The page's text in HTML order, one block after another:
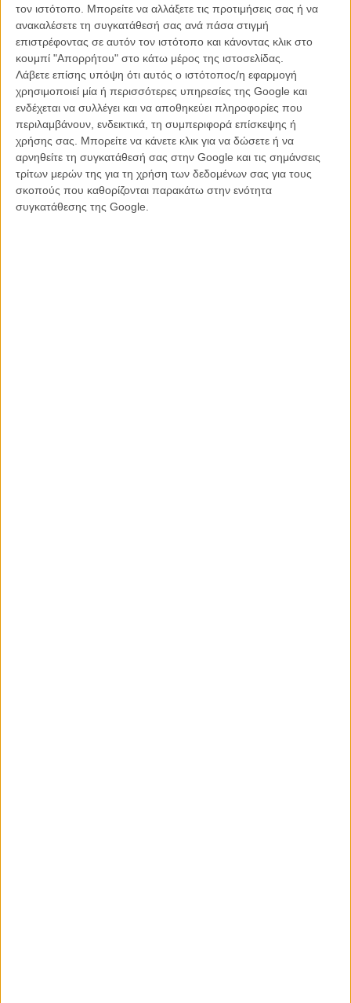
τον ιστότοπο. Μπορείτε να αλλάξετε τις προτιμήσεις σας ή να
ανακαλέσετε τη συγκατάθεσή σας ανά πάσα στιγμή
επιστρέφοντας σε αυτόν τον ιστότοπο και κάνοντας κλικ στο
κουμπί "Απορρήτου" στο κάτω μέρος της ιστοσελίδας.
Λάβετε επίσης υπόψη ότι αυτός ο ιστότοπος/η εφαρμογή
χρησιμοποιεί μία ή περισσότερες υπηρεσίες της Google και
ενδέχεται να συλλέγει και να αποθηκεύει πληροφορίες που
περιλαμβάνουν, ενδεικτικά, τη συμπεριφορά επίσκεψης ή
χρήσης σας. Μπορείτε να κάνετε κλικ για να δώσετε ή να
αρνηθείτε τη συγκατάθεσή σας στην Google και τις σημάνσεις
τρίτων μερών της για τη χρήση των δεδομένων σας για τους
σκοπούς που καθορίζονται παρακάτω στην ενότητα
συγκατάθεσης της Google.